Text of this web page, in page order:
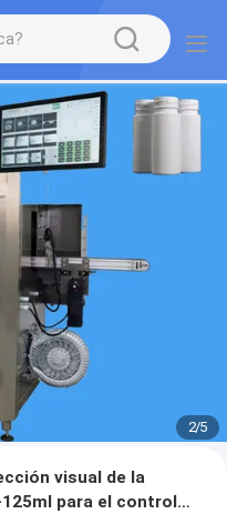
2/5
visual de la
para el control